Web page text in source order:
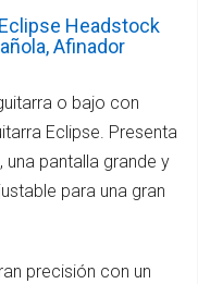
Headstock
Afinador
o bajo con
Eclipse. Presenta
pantalla grande y
para una gran
precisión con un